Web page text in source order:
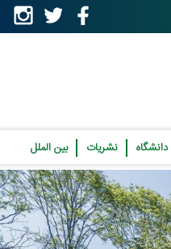
نشریات بین الملل